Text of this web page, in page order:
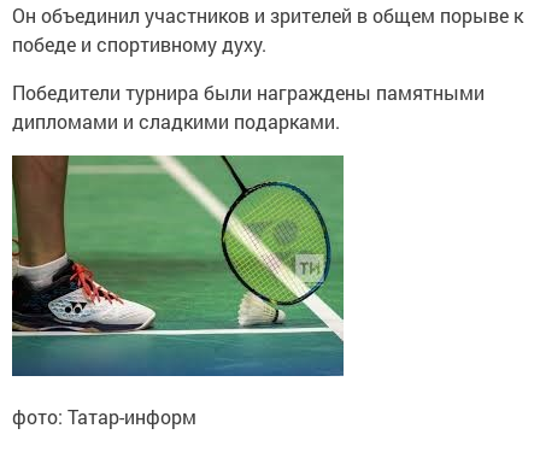
Он объединил участников и зрителей в общем порыве к
победе и спортивному духу.
Победители турнира были награждены памятными
дипломами и сладкими подарками.
фото: Татар-информ